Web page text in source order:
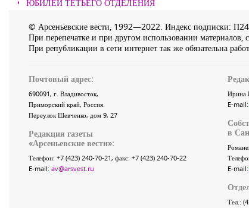
ЮБИЛЕЙ ТЕТЬЕГО ОТДЕЛЕНИЯ
© Арсеньевские вести, 1992—2022. Индекс подписки:
При перепечатке и при другом использовании материалов,
При републикации в сети интернет так же обязательна
Почтовый адрес:
690091, г. Владивосток,
Приморский край, Россия.
Переулок Шевченко, дом 9, 27
Редакция газеты
«Арсеньевские вести»:
Телефон: +7 (423) 240-70-21, факс: +7 (423) 240-70-22
E-mail: av@arsvest.ru
Ирина
E-mail:
в
E-mail:
Тел.: